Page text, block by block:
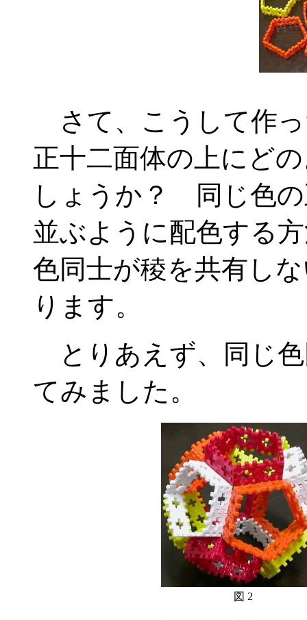
さて、こうして作
正十二面体の上にど
しょうか？ 同じ色
並ぶように配色する
色同士が稜を共有し
ります。
とりあえず、同じ
てみました。
図 2